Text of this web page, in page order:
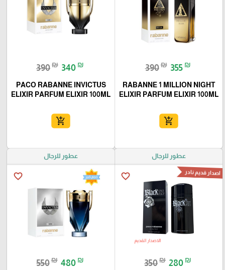
390₪ 355 ₪
RABANNE 1 MILLION NIGHT
ELIXIR PARFUM ELIXIR 100ML
add_shopping_cart
390₪ 340 ₪
PACO RABANNE INVICTUS
ELIXIR PARFUM ELIXIR 100ML
add_shopping_cart
عطور للرجال
favorite_border اصدار قديم نادر
350₪ 280 ₪
عطور للرجال
favorite_border
550₪ 480 ₪